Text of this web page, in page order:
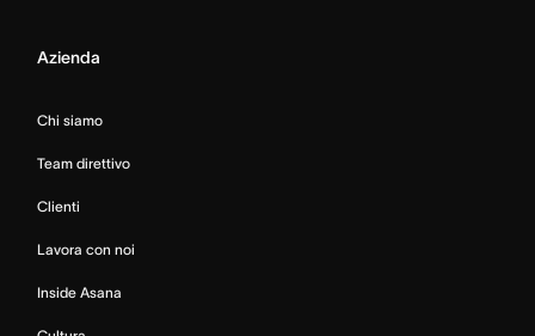
Azienda
Chi siamo
Team direttivo
Clienti
Lavora con noi
Inside Asana